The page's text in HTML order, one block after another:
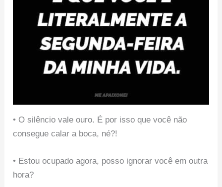
• O silêncio vale ouro. É por isso que você não
consegue calar a boca, né?!
• Estou ocupado agora, posso ignorar você em outra
hora?